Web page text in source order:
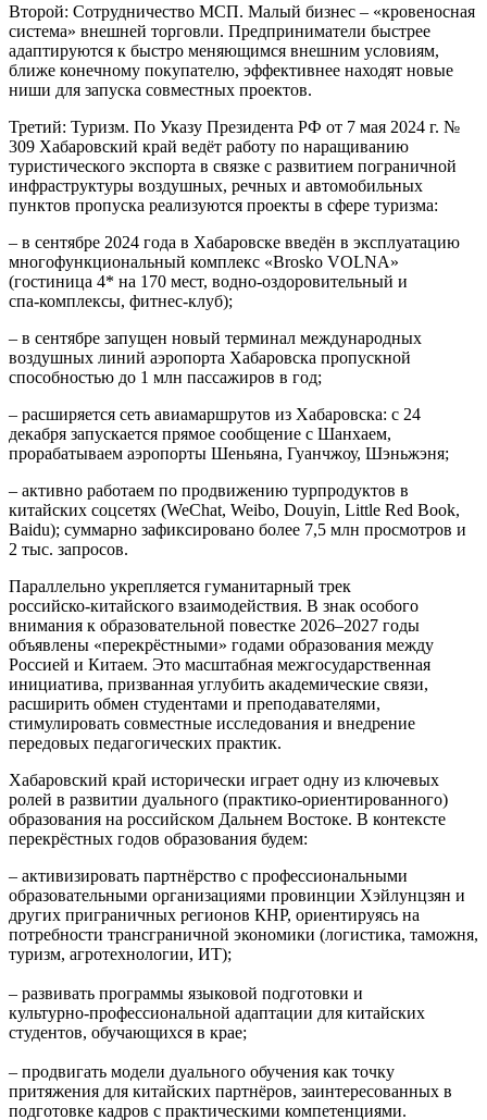
Второй: Сотрудничество МСП. Малый бизнес – «кровеносная
система» внешней торговли. Предприниматели быстрее
адаптируются к быстро меняющимся внешним условиям,
ближе конечному покупателю, эффективнее находят новые
ниши для запуска совместных проектов.
Третий: Туризм. По Указу Президента РФ от 7 мая 2024 г. №
309 Хабаровский край ведёт работу по наращиванию
туристического экспорта в связке с развитием пограничной
инфраструктуры воздушных, речных и автомобильных
пунктов пропуска реализуются проекты в сфере туризма:
– в сентябре 2024 года в Хабаровске введён в эксплуатацию
многофункциональный комплекс «Brosko VOLNA»
(гостиница 4* на 170 мест, водно‑оздоровительный и
спа‑комплексы, фитнес‑клуб);
– в сентябре запущен новый терминал международных
воздушных линий аэропорта Хабаровска пропускной
способностью до 1 млн пассажиров в год;
– расширяется сеть авиамаршрутов из Хабаровска: с 24
декабря запускается прямое сообщение с Шанхаем,
прорабатываем аэропорты Шеньяна, Гуанчжоу, Шэньжэня;
– активно работаем по продвижению турпродуктов в
китайских соцсетях (WeChat, Weibo, Douyin, Little Red Book,
Baidu); суммарно зафиксировано более 7,5 млн просмотров и
2 тыс. запросов.
Параллельно укрепляется гуманитарный трек
российско‑китайского взаимодействия. В знак особого
внимания к образовательной повестке 2026–2027 годы
объявлены «перекрёстными» годами образования между
Россией и Китаем. Это масштабная межгосударственная
инициатива, призванная углубить академические связи,
расширить обмен студентами и преподавателями,
стимулировать совместные исследования и внедрение
передовых педагогических практик.
Хабаровский край исторически играет одну из ключевых
ролей в развитии дуального (практико‑ориентированного)
образования на российском Дальнем Востоке. В контексте
перекрёстных годов образования будем:
– активизировать партнёрство с профессиональными
образовательными организациями провинции Хэйлунцзян и
других приграничных регионов КНР, ориентируясь на
потребности трансграничной экономики (логистика, таможня,
туризм, агротехнологии, ИТ);
– развивать программы языковой подготовки и
культурно‑профессиональной адаптации для китайских
студентов, обучающихся в крае;
– продвигать модели дуального обучения как точку
притяжения для китайских партнёров, заинтересованных в
подготовке кадров с практическими компетенциями.